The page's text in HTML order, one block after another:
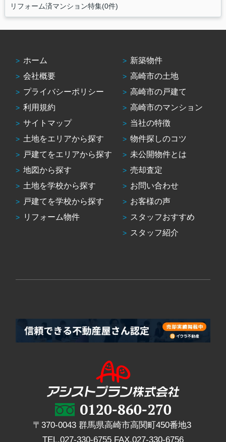
リフォーム済マンション特集(0件)
ホーム
会社概要
プライバシーポリシー
利用規約
サイトマップ
土地をエリアから探す
戸建てをエリアから探す
地図から探す
土地を学校から探す
戸建てを学校から探す
リフォーム物件
新築物件
高崎市の土地
高崎市の戸建て
高崎市のマンション
当社の特徴
物件探しのコツ
未公開物件とは
売却査定
お問い合わせ
お客様の声
スタッフおすすめ
スタッフ紹介
〒370-0043 群馬県高崎市高関町450番地3
TEL.027-330-6755 FAX.027-330-6756